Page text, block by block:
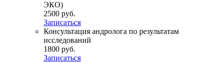
ЭКО)
2500 руб.
Записаться
Консультация андролога по результатам
исследований
1800 руб.
Записаться